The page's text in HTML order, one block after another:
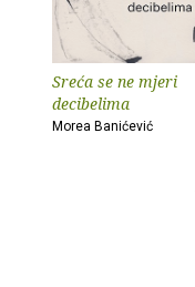
Sreća se ne mjeri
decibelima
Morea Banićević